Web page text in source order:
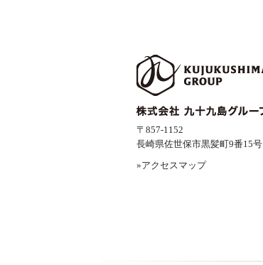
〒857-1152
長崎県佐世保市黒髪町9番15号
»アクセスマップ